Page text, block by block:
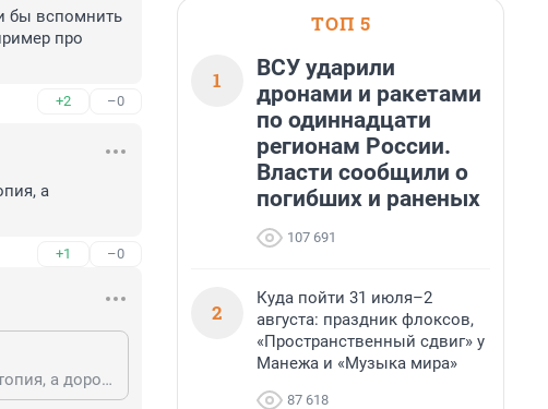
бы вспомнить
про
+2 –0
а
+1 –0
Я до сих пор не могу избавиться от чувства, что это была не АНТИутопия, а дорожная карта.
ТОП 5
1
ВСУ ударили
дронами и ракетами
по одиннадцати
регионам России.
Власти сообщили о
погибших и раненых
107 691
2
Куда пойти 31 июля–2
августа: праздник флоксов,
«Пространственный сдвиг» у
Манежа и «Музыка мира»
87 618